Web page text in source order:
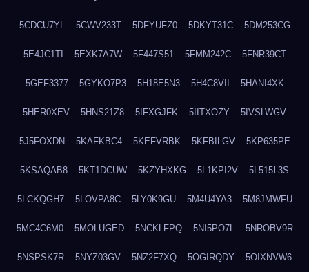
5CDCU7YL 5CWV233T 5DFYUFZ0 5DKYT31C 5DM253CG
5E4JC1TI 5EXK7A7W 5F447S51 5FMM242C 5FNR39CT
5GEF3377 5GYKO7P3 5H18E5N3 5H4C8VII 5HANI4XK
5HER0XEV 5HNS21Z8 5IFXGJFK 5IITXOZY 5IVSLWGV
5J5FOXDN 5KAFKBC4 5KEFVRBK 5KFBILGV 5KP635PE
5KSAQAB8 5KT1DCUW 5KZYHXKG 5L1KPI2V 5L515L3S
5LCKQGH7 5LOVPA8C 5LY0K9GU 5M4U4YA3 5M8JMWFU
5MC4C6M0 5MOLUGED 5NCKLFPQ 5NI5PO7L 5NROBV9R
5NSPSK7R 5NYZ03GV 5NZ2F7XQ 5OGIRQDY 5OIXNVW6